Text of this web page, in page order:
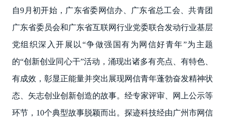
自9月初开始，广东省委网信办、广东省总工会、共青团
广东省委员会和广东省互联网行业党委联合发动行业基层
党组织深入开展以“争做强国有为网信好青年”为主题
的“创新创业同心干”活动，涌现出诸多有亮点、有特色、
有成效，彰显正能量并突出展现网信青年蓬勃奋发精神状
态、矢志创业创新创造的故事。经专家评审、网上公示等
环节，10个典型故事脱颖而出。探迹科技经由广州市网信